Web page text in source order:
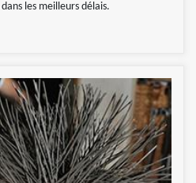
les meilleurs délais.